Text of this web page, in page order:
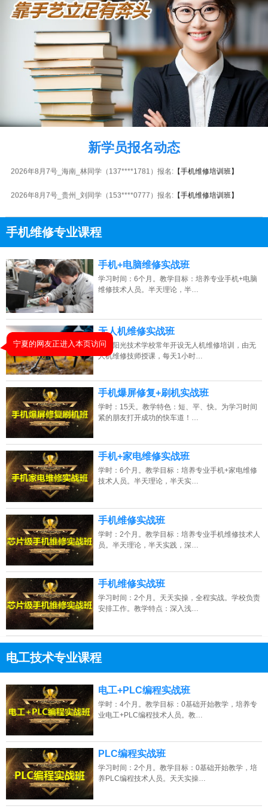
新学员报名动态
2026年8月7号_山西_田同学（135****8985）报名: 【手机维修培训班】
2026年8月7号_北京_陈同学（130****5020）报名: 【手机维修培训班】
2026年8月7号_贵州_李同学（138****3821）报名:【手机维修培训班】
2026年8月7号_海南_林同学（137****1781）报名: 【手机维修培训班】
2026年8月7号_贵州_刘同学（153****0777）报名: 【手机维修培训班】
2026年8月7号_陕西_胡同学（130****8080）报名:【手机维修培训班】
2026年8月7号_湖北_刘同学（133****9487）报名:
2026年8月7号_河北_杨同学（134****8737）报名:【手机维修培训班】
2026年8月7号_江西_胡同学（134****3872）报名:【手机维修培训班】
2026年8月7号_海南_朱同学（130****2540）报名:
2026年8月7号_陕西_谭同学（137****0243）报名:【手机维修培训班】
2026年8月7号_广西_王同学（151****7464）报名:【手机维修培训班】
手机维修专业课程
点击免费咨询电话：13807313137
手机+电脑维修实战班
学习时间：6个月。教学目标：培养专业手机+电脑
维修技术人员。半天理论，半…
无人机维修实战班
湖南阳光技术学校常年开设无人机维修培训，由无
人机维修技师授课，每天1小时…
手机爆屏修复+刷机实战班
学时：15天。教学特色：短、平、快。为学习时间
紧的朋友打开成功的快车道！…
手机+家电维修实战班
学时：6个月。教学目标：培养专业手机+家电维修
技术人员。半天理论，半天实…
手机维修实战班
学时：2个月。教学目标：培养专业手机维修技术人
员。半天理论，半天实践，深…
手机维修实战班
学习时间：2个月。天天实操，全程实战。学校负责
安排工作。教学特点：深入浅…
电工技术专业课程
点击免费咨询电话：13807313137
电工+PLC编程实战班
学时：4个月。教学目标：0基础开始教学，培养专
业电工+PLC编程技术人员。教…
PLC编程实战班
学习时间：2个月。教学目标：0基础开始教学，培
养PLC编程技术人员。天天实操…
宁夏的网友正进入本页访问